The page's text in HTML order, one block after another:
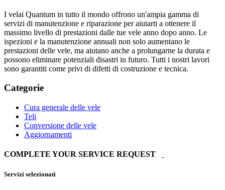
I velai Quantum in tutto il mondo offrono un'ampia gamma di
servizi di manutenzione e riparazione per aiutarti a ottenere il
massimo livello di prestazioni dalle tue vele anno dopo anno. Le
ispezioni e la manutenzione annuali non solo aumentano le
prestazioni delle vele, ma aiutano anche a prolungarne la durata e
possono eliminare potenziali disastri in futuro. Tutti i nostri lavori
sono garantiti come privi di difetti di costruzione e tecnica.
Categorie
Cura generale delle vele
Teli
Conversione delle vele
Aggiornamenti
COMPLETE YOUR SERVICE REQUEST
Servizi selezionati